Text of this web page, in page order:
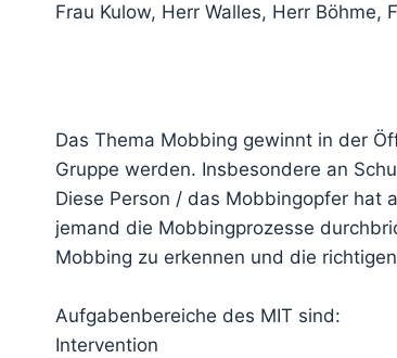
Frau Kulow, Herr Walles, Herr Böhme,
Das Thema Mobbing gewinnt in der
Gruppe werden. Insbesondere an
Diese Person / das Mobbingopfer hat
jemand die Mobbingprozesse
Mobbing zu erkennen und die
Aufgabenbereiche des MIT sind:
Intervention